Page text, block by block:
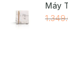
Máy